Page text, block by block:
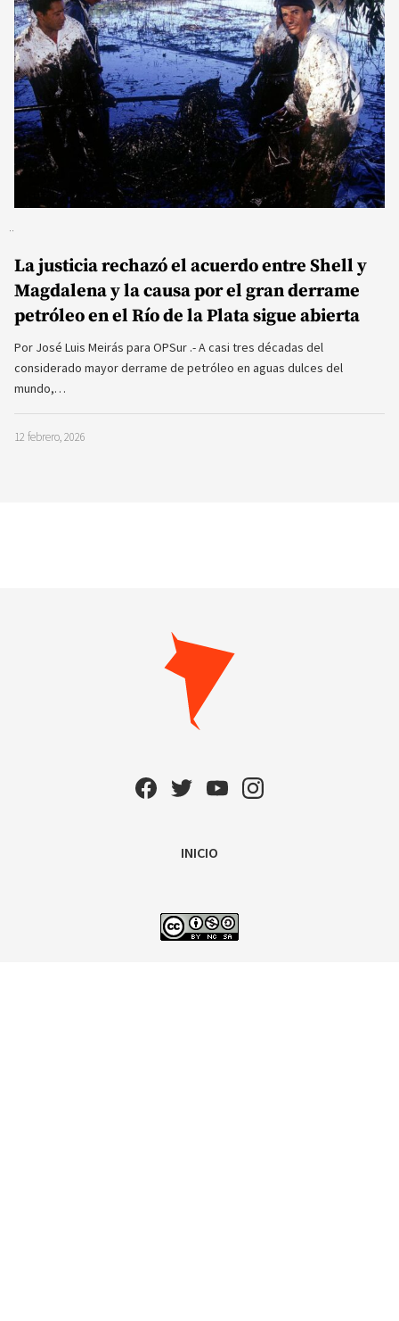
La justicia rechazó el acuerdo entre Shell y
Magdalena y la causa por el gran derrame
petróleo en el Río de la Plata sigue abierta
Por José Luis Meirás para OPSur .- A casi tres décadas del
considerado mayor derrame de petróleo en aguas dulces del
mundo,…
12 febrero, 2026
INICIO